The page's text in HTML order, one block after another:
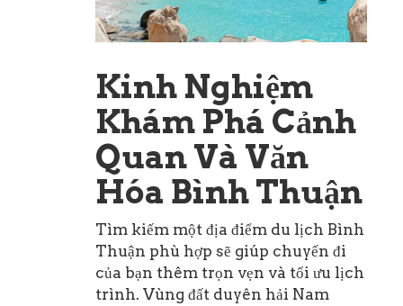
Kinh Nghiệm
Khám Phá Cảnh
Quan Và Văn
Hóa Bình Thuận
Tìm kiếm một địa điểm du lịch Bình
Thuận phù hợp sẽ giúp chuyến đi
của bạn thêm trọn vẹn và tối ưu lịch
trình. Vùng đất duyên hải Nam